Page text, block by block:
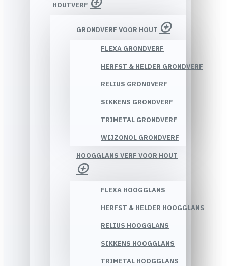
HOUTVERF
GRONDVERF VOOR HOUT
FLEXA GRONDVERF
HERFST & HELDER GRONDVERF
RELIUS GRONDVERF
SIKKENS GRONDVERF
TRIMETAL GRONDVERF
WIJZONOL GRONDVERF
HOOGGLANS VERF VOOR HOUT
FLEXA HOOGGLANS
HERFST & HELDER HOOGGLANS
RELIUS HOOGGLANS
SIKKENS HOOGGLANS
TRIMETAL HOOGGLANS